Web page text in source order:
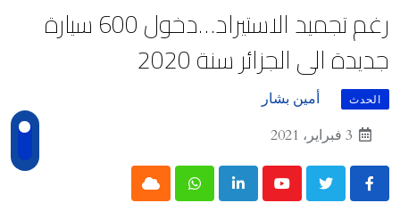
رغم تجميد الاستيراد…دخول 600 سيارة
جديدة الى الجزائر سنة 2020
الحدث
أمين بشار
3 فبراير، 2021
Youtube
LinkedIn
Whatsapp
Cloud